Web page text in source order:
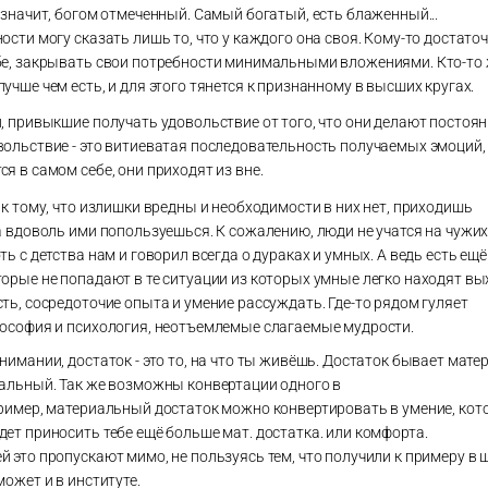
богом отмеченный. Самый богатый, есть блаженный...
могу сказать лишь то, что у каждого она своя. Кому-то
закрывать свои потребности минимальными вложениями. Кто-то
чем есть, и для этого тянется к признанному в высших кругах.
привыкшие получать удовольствие от того, что они делают
- это витиеватая последовательность получаемых
в самом себе, они приходят из вне.
тому, что излишки вредны и необходимости в них нет, приходишь
вдоволь ими попользуешься. К сожалению, люди не учатся на чужих
с детства нам и говорил всегда о дураках и умных. А ведь есть ещё
не попадают в те ситуации из которых умные легко находят
сосредоточие опыта и умение рассуждать. Где-то рядом гуляет
и психология, неотъемлемые слагаемые мудрости.
достаток - это то, на что ты живёшь. Достаток бывает
Так же возможны конвертации одного в
материальный достаток можно конвертировать в умение,
приносить тебе ещё больше мат. достатка. или комфорта.
это пропускают мимо, не пользуясь тем, что получили к примеру в
и в институте.